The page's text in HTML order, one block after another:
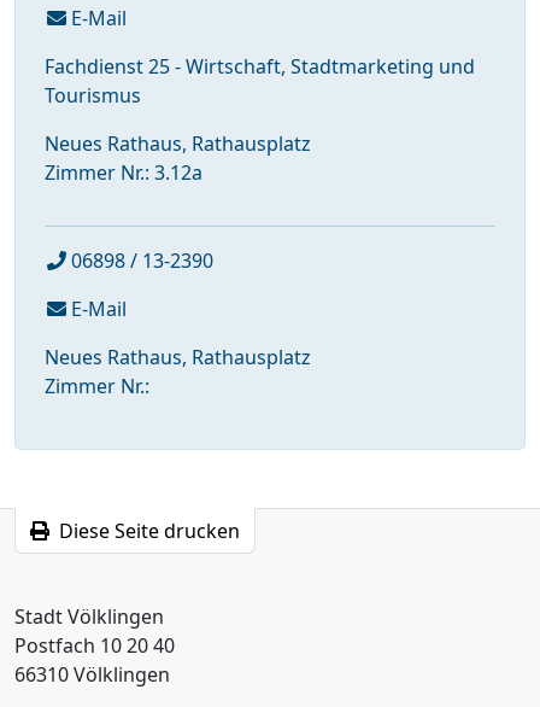
E-Mail
Fachdienst 25 - Wirtschaft, Stadtmarketing und
Tourismus
Neues Rathaus, Rathausplatz
Zimmer Nr.: 3.12a
06898 / 13-2390
E-Mail
Neues Rathaus, Rathausplatz
Zimmer Nr.:
Diese Seite drucken
Stadt Völklingen
Postfach 10 20 40
66310 Völklingen